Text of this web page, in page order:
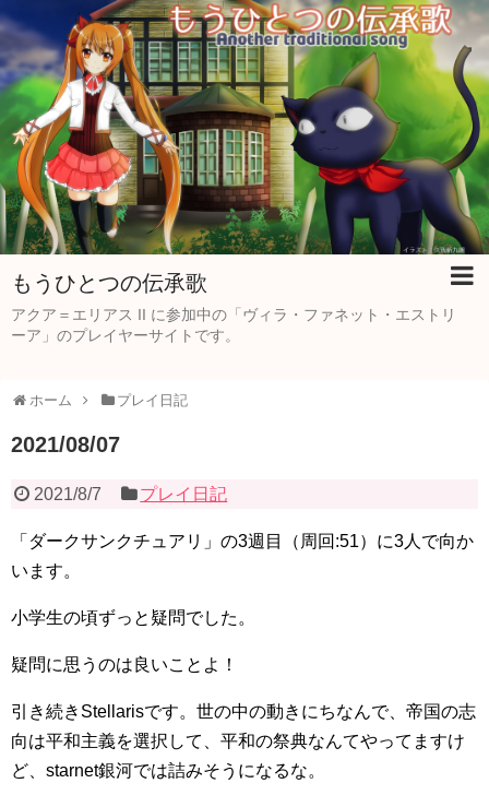
もうひとつの伝承歌
アクア＝エリアス II に参加中の「ヴィラ・ファネット・エストリ
ーア」のプレイヤーサイトです。
ホーム プレイ日記
2021/08/07
2021/8/7 プレイ日記
「ダークサンクチュアリ」の3週目（周回:51）に3人で向か
います。
小学生の頃ずっと疑問でした。
疑問に思うのは良いことよ！
引き続きStellarisです。世の中の動きにちなんで、帝国の志
向は平和主義を選択して、平和の祭典なんてやってますけ
ど、starnet銀河では詰みそうになるな。